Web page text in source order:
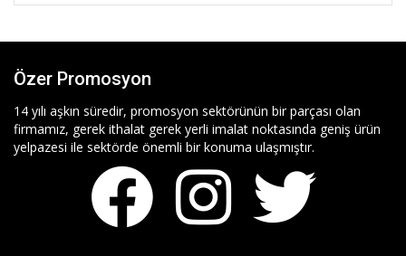
Özer Promosyon
14 yılı aşkın süredir, promosyon sektörünün bir parçası olan
firmamız, gerek ithalat gerek yerli imalat noktasında geniş ürün
yelpazesi ile sektörde önemli bir konuma ulaşmıştır.